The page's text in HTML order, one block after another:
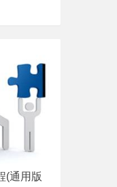
(通用版